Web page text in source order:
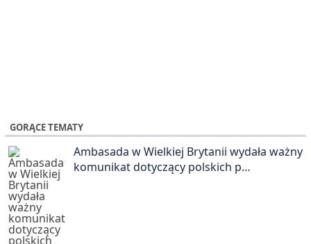
GORĄCE TEMATY
Ambasada w Wielkiej Brytanii wydała ważny
komunikat dotyczący polskich p…